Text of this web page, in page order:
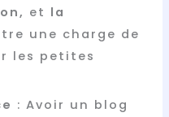
et la
une charge de
les petites
: Avoir un blog